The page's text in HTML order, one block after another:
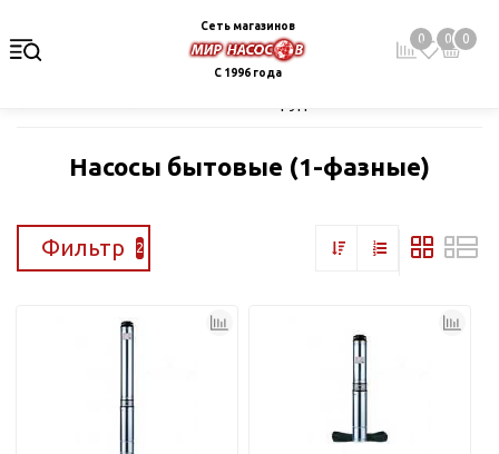
Сеть магазинов
С 1996 года
0 0 0
Насосы бытовые (1-фазные)
Фильтр 2